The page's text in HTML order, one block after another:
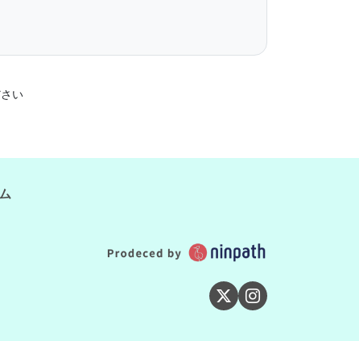
い